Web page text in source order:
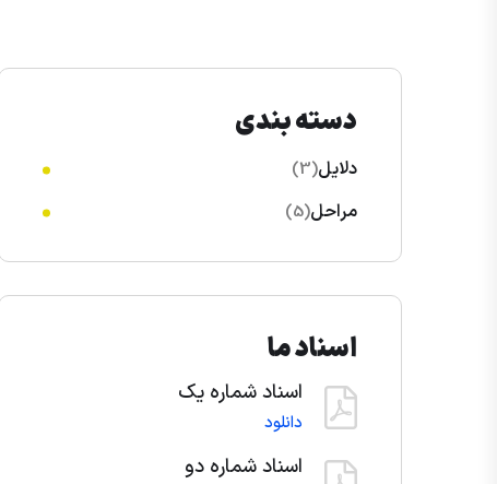
دسته بندی
دلایل(3)
مراحل(5)
اسناد ما
اسناد شماره یک
دانلود
اسناد شماره دو